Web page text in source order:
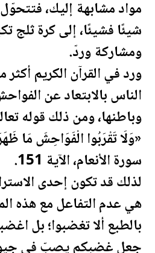
مواد مشابهة إليك،
شيئًا فشيئًا، إلى كرة ثلج
ومشاركة وردّ.
ورد في القرآن الكريم
الناس بالابتعاد عن
وباطنها، ومن ذلك قوله
«وَلَا تَقْرَبُوا الْفَوَاحِشَ مَا
سورة الأنعام، الآية 151.
لذلك قد تكون إحدى
هي عدم التفاعل مع هذه
بالطبع ألا تغضبوا؛ بل